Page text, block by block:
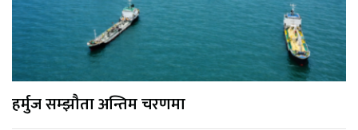
हर्मुज सम्झौता अन्तिम चरणमा